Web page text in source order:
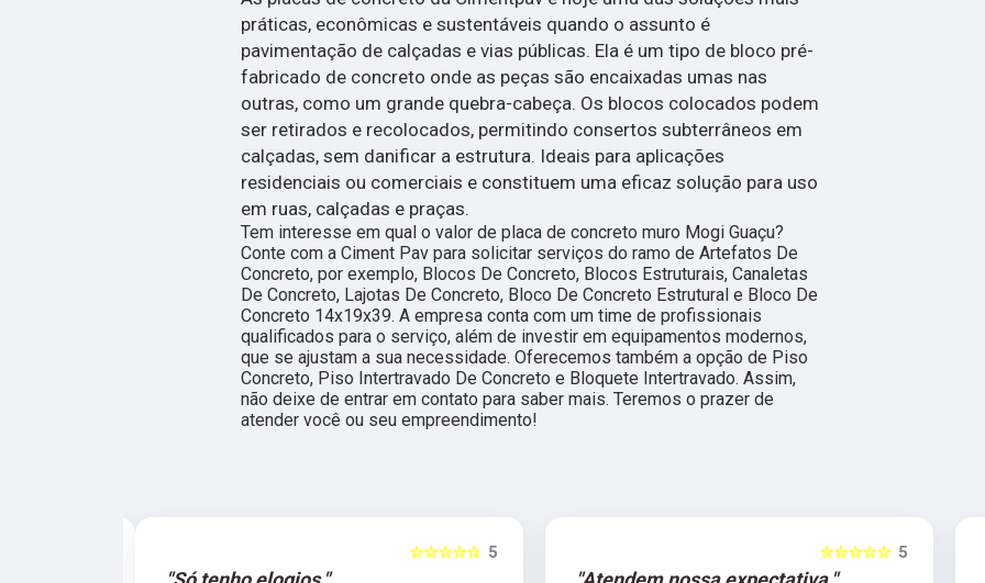
práticas, econômicas e sustentáveis quando o assunto é
pavimentação de calçadas e vias públicas. Ela é um tipo de bloco pré-
fabricado de concreto onde as peças são encaixadas umas nas
outras, como um grande quebra-cabeça. Os blocos colocados podem
ser retirados e recolocados, permitindo consertos subterrâneos em
calçadas, sem danificar a estrutura. Ideais para aplicações
residenciais ou comerciais e constituem uma eficaz solução para uso
em ruas, calçadas e praças.
Tem interesse em qual o valor de placa de concreto muro Mogi Guaçu?
Conte com a Ciment Pav para solicitar serviços do ramo de Artefatos De
Concreto, por exemplo, Blocos De Concreto, Blocos Estruturais, Canaletas
De Concreto, Lajotas De Concreto, Bloco De Concreto Estrutural e Bloco De
Concreto 14x19x39. A empresa conta com um time de profissionais
qualificados para o serviço, além de investir em equipamentos modernos,
que se ajustam a sua necessidade. Oferecemos também a opção de Piso
Concreto, Piso Intertravado De Concreto e Bloquete Intertravado. Assim,
não deixe de entrar em contato para saber mais. Teremos o prazer de
atender você ou seu empreendimento!